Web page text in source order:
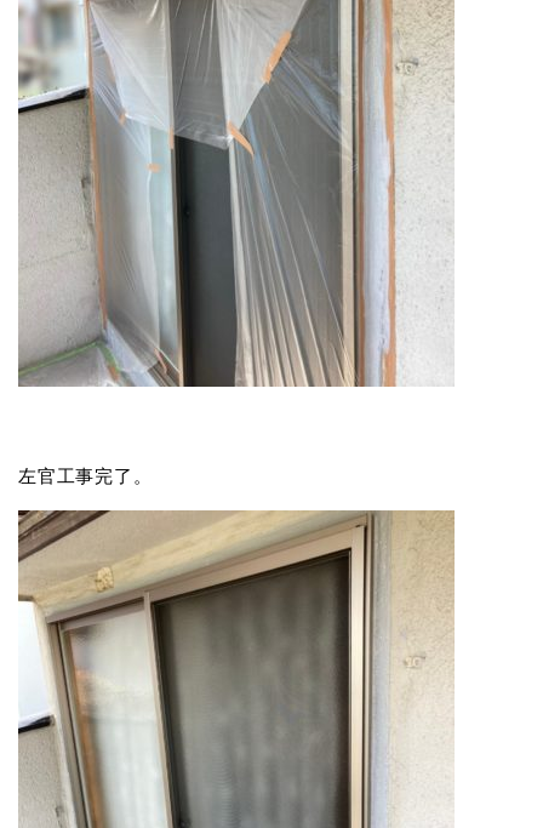
左官工事完了。